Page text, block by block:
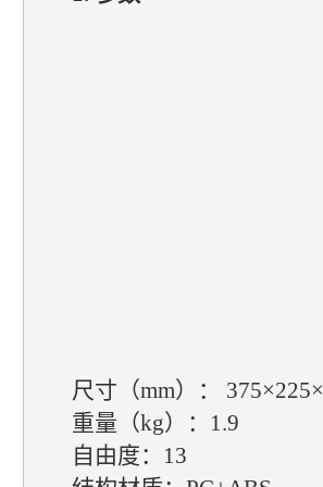
尺寸（mm）：
重量（kg）：1.9
自由度：13